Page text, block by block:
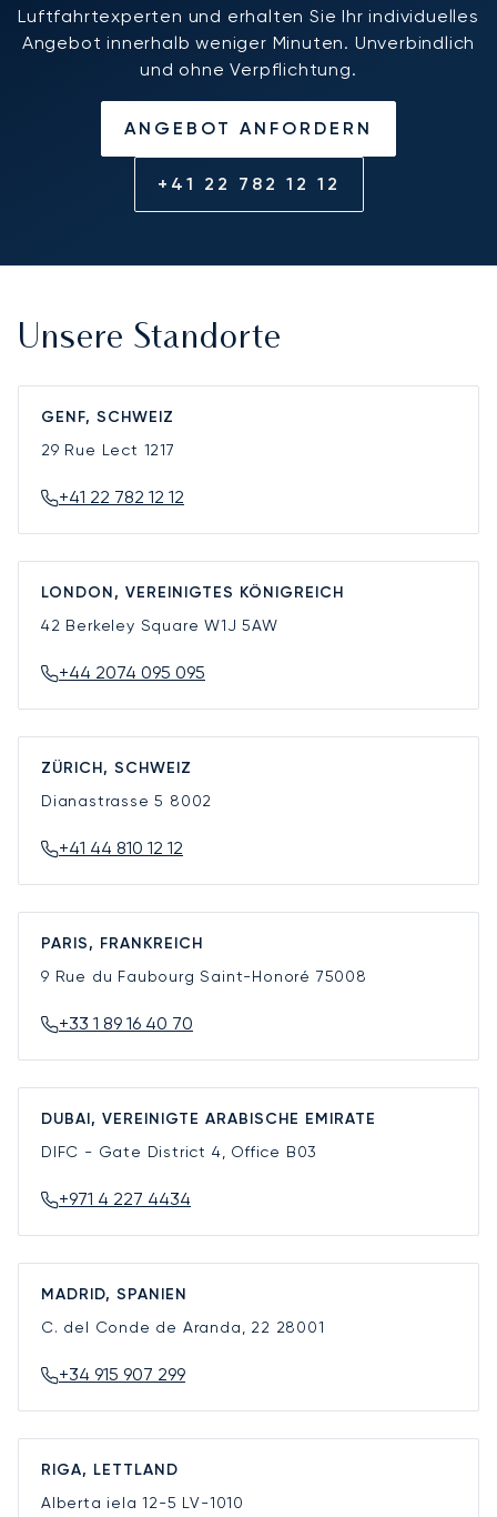
Luftfahrtexperten und erhalten Sie Ihr individuelles
Angebot innerhalb weniger Minuten. Unverbindlich
und ohne Verpflichtung.
ANGEBOT ANFORDERN
+41 22 782 12 12
Unsere Standorte
GENF, SCHWEIZ
29 Rue Lect 1217
+41 22 782 12 12
LONDON, VEREINIGTES KÖNIGREICH
42 Berkeley SquareW1J 5AW
+44 2074 095 095
ZÜRICH, SCHWEIZ
Dianastrasse 5 8002
+41 44 810 12 12
PARIS, FRANKREICH
9 Rue du Faubourg Saint-Honoré 75008
+33 1 89 16 40 70
DUBAI, VEREINIGTE ARABISCHE EMIRATE
DIFC - Gate District 4, Office B03
+971 4 227 4434
MADRID, SPANIEN
C. del Conde de Aranda, 22 28001
+34 915 907 299
RIGA, LETTLAND
Alberta iela 12-5 LV-1010